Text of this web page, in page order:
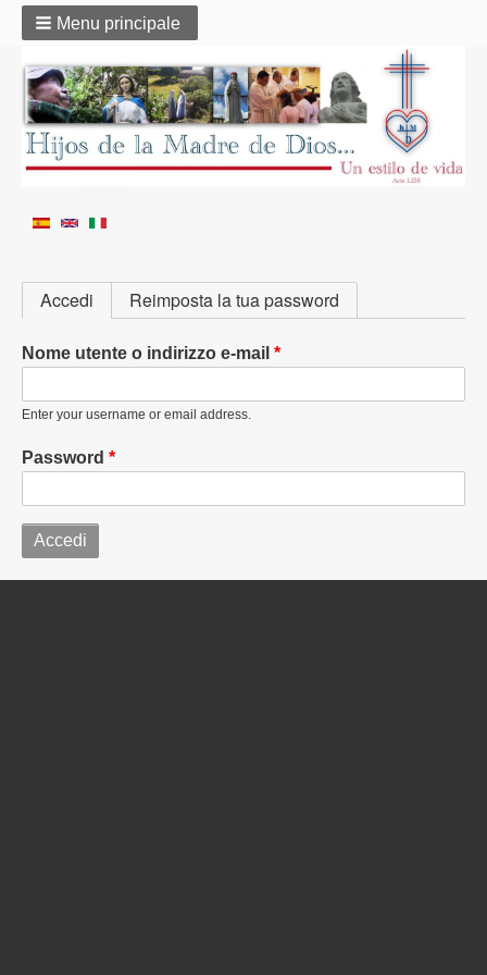
Menu principale
Schede
primarie
Accedi Reimposta la tua password
Nome utente o indirizzo e-mail
Enter your username or email address.
Password